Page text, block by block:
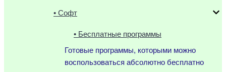
• Софт
• Бесплатные программы
Готовые программы, которыми можно
воспользоваться абсолютно бесплатно